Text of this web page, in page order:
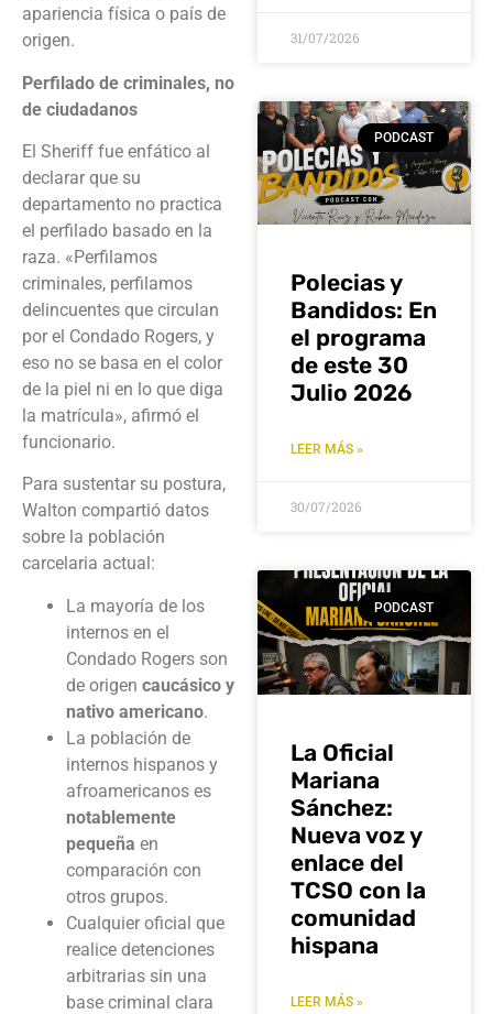
apariencia física o país de
origen.
Perfilado de criminales, no
de ciudadanos
El Sheriff fue enfático al
declarar que su
departamento no practica
el perfilado basado en la
raza. «Perfilamos
criminales, perfilamos
delincuentes que circulan
por el Condado Rogers, y
eso no se basa en el color
de la piel ni en lo que diga
la matrícula», afirmó el
funcionario.
Para sustentar su postura,
Walton compartió datos
sobre la población
carcelaria actual:
La mayoría de los
internos en el
Condado Rogers son
de origen caucásico y
nativo americano.
La población de
internos hispanos y
afroamericanos es
notablemente
pequeña en
comparación con
otros grupos.
Cualquier oficial que
realice detenciones
arbitrarias sin una
base criminal clara
31/07/2026
PODCAST
Polecias y
Bandidos: En
el programa
de este 30
Julio 2026
LEER MÁS »
30/07/2026
PODCAST
La Oficial
Mariana
Sánchez:
Nueva voz y
enlace del
TCSO con la
comunidad
hispana
LEER MÁS »